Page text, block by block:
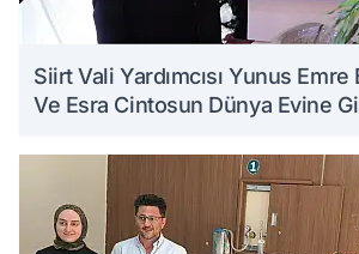
Siirt Vali Yardımcısı Yunus
Ve Esra Cintosun Dünya Evine